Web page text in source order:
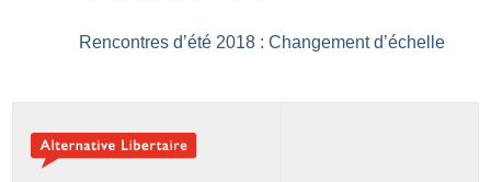
Rencontres d’été 2018 : Changement d’échelle